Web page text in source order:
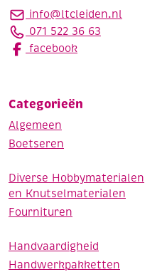
info@ltcleiden.nl
071 522 36 63
facebook
Categorieën
Algemeen
Boetseren
Diverse Hobbymaterialen
en Knutselmaterialen
Fournituren
Handvaardigheid
Handwerkpakketten